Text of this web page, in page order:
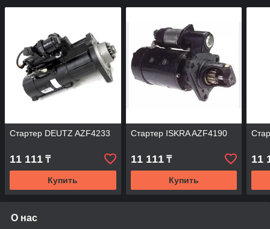
Стартер DEUTZ AZF4233
11 111 ₸
Купить
Стартер ISKRA AZF4190
11 111₸
Купить
11
О нас